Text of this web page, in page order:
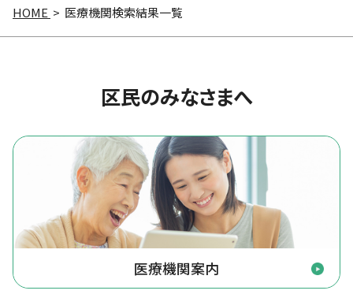
HOME > 医療機関検索結果一覧
区民のみなさまへ
医療機関案内